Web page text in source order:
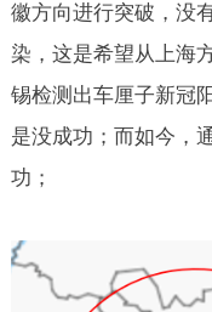
徽方向进行突破，没
染，这是希望从上海
锡检测出车厘子新冠
是没成功；而如今，
功；